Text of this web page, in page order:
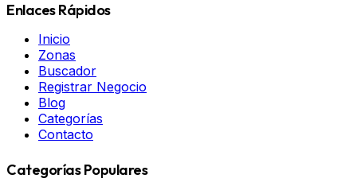
Enlaces Rápidos
Inicio
Zonas
Buscador
Registrar Negocio
Blog
Categorías
Contacto
Categorías Populares